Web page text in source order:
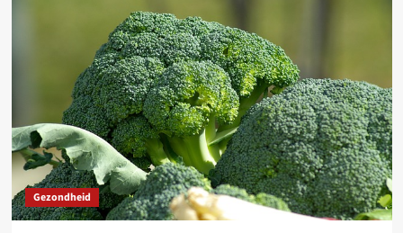
Gezondheid